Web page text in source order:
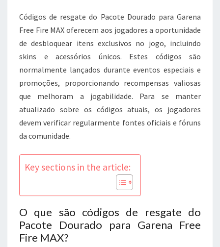
EXCLUSIVAS,
OFERTAS
POR
TEMPO
LIMITADO,
EVENTOS
ESPECIAIS
Códigos de resgate do Pacote Dourado para Garena
Free Fire MAX oferecem aos jogadores a oportunidade
de desbloquear itens exclusivos no jogo, incluindo
skins e acessórios únicos. Estes códigos são
normalmente lançados durante eventos especiais e
promoções, proporcionando recompensas valiosas
que melhoram a jogabilidade. Para se manter
atualizado sobre os códigos atuais, os jogadores
devem verificar regularmente fontes oficiais e fóruns
da comunidade.
Key sections in the article:
O que são códigos de resgate do
Pacote Dourado para Garena Free
Fire MAX?